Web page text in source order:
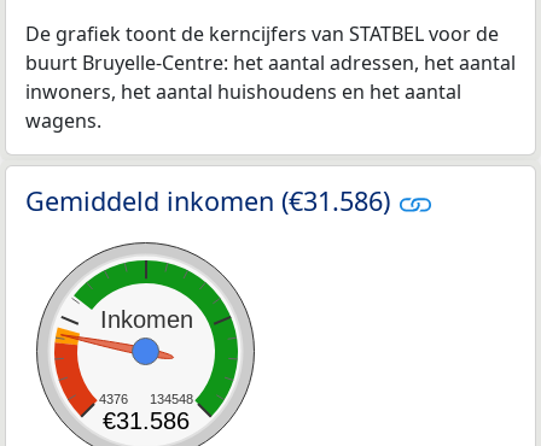
De grafiek toont de kerncijfers van STATBEL voor de
buurt Bruyelle-Centre: het aantal adressen, het aantal
inwoners, het aantal huishoudens en het aantal
wagens.
Gemiddeld inkomen (€31.586)
Inkomen
4376 134548
€31.586